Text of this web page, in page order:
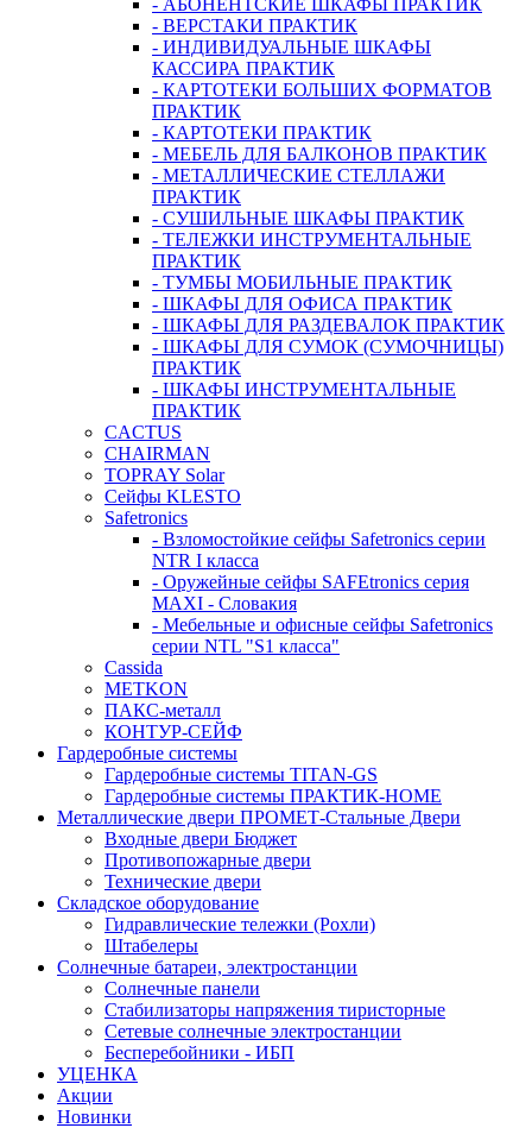
- АБОНЕНТСКИЕ ШКАФЫ ПРАКТИК
- ВЕРСТАКИ ПРАКТИК
- ИНДИВИДУАЛЬНЫЕ ШКАФЫ
КАССИРА ПРАКТИК
- КАРТОТЕКИ БОЛЬШИХ ФОРМАТОВ
ПРАКТИК
- КАРТОТЕКИ ПРАКТИК
- МЕБЕЛЬ ДЛЯ БАЛКОНОВ ПРАКТИК
- МЕТАЛЛИЧЕСКИЕ СТЕЛЛАЖИ
ПРАКТИК
- СУШИЛЬНЫЕ ШКАФЫ ПРАКТИК
- ТЕЛЕЖКИ ИНСТРУМЕНТАЛЬНЫЕ
ПРАКТИК
- ТУМБЫ МОБИЛЬНЫЕ ПРАКТИК
- ШКАФЫ ДЛЯ ОФИСА ПРАКТИК
- ШКАФЫ ДЛЯ РАЗДЕВАЛОК ПРАКТИК
- ШКАФЫ ДЛЯ СУМОК (СУМОЧНИЦЫ)
ПРАКТИК
- ШКАФЫ ИНСТРУМЕНТАЛЬНЫЕ
ПРАКТИК
CACTUS
CHAIRMAN
TOPRAY Solar
Сейфы KLESTO
Safetronics
- Взломостойкие сейфы Safetronics серии
NTR I класса
- Оружейные сейфы SAFEtronics серия
MAXI - Словакия
- Мебельные и офисные сейфы Safetronics
серии NTL "S1 класса"
Cassida
METKON
ПАКС-металл
КОНТУР-СЕЙФ
Гардеробные системы
Гардеробные системы TITAN-GS
Гардеробные системы ПРАКТИК-HOME
Металлические двери ПРОМЕТ-Стальные Двери
Входные двери Бюджет
Противопожарные двери
Технические двери
Складское оборудование
Гидравлические тележки (Рохли)
Штабелеры
Солнечные батареи, электростанции
Солнечные панели
Стабилизаторы напряжения тиристорные
Сетевые солнечные электростанции
Бесперебойники - ИБП
УЦЕНКА
Акции
Новинки